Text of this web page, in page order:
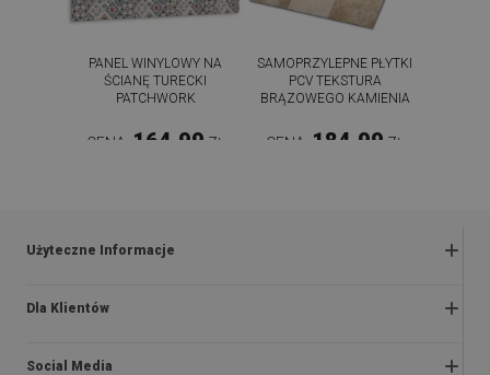
PANEL WINYLOWY NA
ŚCIANĘ TURECKI
PATCHWORK
CENA: 164.99 ZŁ
SAMOPRZYLEPNE PŁYTKI
PCV TEKSTURA
BRĄZOWEGO KAMIENIA
CENA: 184.99 ZŁ
Użyteczne Informacje
Zwroty i reklamacje
Polityka prywatności i cookies
Dla Klientów
O nas
Social Media